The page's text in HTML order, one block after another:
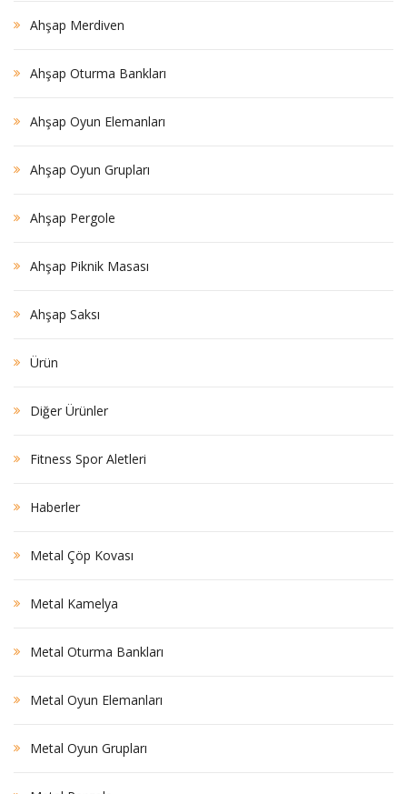
Ahşap Merdiven
Ahşap Oturma Bankları
Ahşap Oyun Elemanları
Ahşap Oyun Grupları
Ahşap Pergole
Ahşap Piknik Masası
Ahşap Saksı
Ürün
Diğer Ürünler
Fitness Spor Aletleri
Haberler
Metal Çöp Kovası
Metal Kamelya
Metal Oturma Bankları
Metal Oyun Elemanları
Metal Oyun Grupları